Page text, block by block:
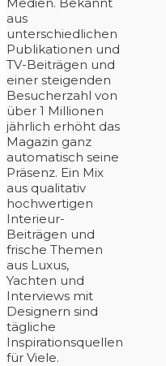
aus
unterschiedlichen
Publikationen und
TV-Beiträgen und
einer steigenden
Besucherzahl von
über 1 Millionen
jährlich erhöht das
Magazin ganz
automatisch seine
Präsenz. Ein Mix
aus qualitativ
hochwertigen
Interieur-
Beiträgen und
frische Themen
aus Luxus,
Yachten und
Interviews mit
Designern sind
tägliche
Inspirationsquellen
für Viele.